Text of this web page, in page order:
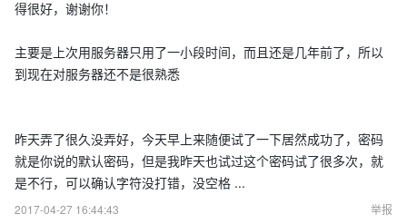
得很好，谢谢你！
主要是上次用服务器只用了一小段时间，而且还是几年前了，所以
到现在对服务器还不是很熟悉
昨天弄了很久没弄好，今天早上来随便试了一下居然成功了，密码
就是你说的默认密码，但是我昨天也试过这个密码试了很多次，就
是不行，可以确认字符没打错，没空格 ...
2017-04-27 16:44:43
举报